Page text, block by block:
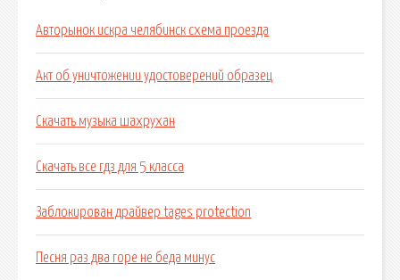
Авторынок искра челябинск схема проезда
Акт об уничтожении удостоверений образец
Скачать музыка шахрухан
Скачать все гдз для 5 класса
Заблокирован драйвер tages protection
Песня раз два горе не беда минус